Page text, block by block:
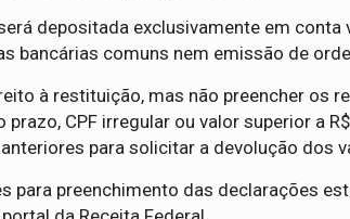
depositada exclusivamente em conta
bancárias comuns nem emissão de
à restituição, mas não preencher os
prazo, CPF irregular ou valor superior a
para solicitar a devolução dos
para preenchimento das declarações